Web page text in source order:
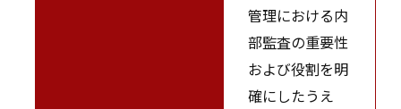
管理における内
部監査の重要性
および役割を明
確にしたうえ